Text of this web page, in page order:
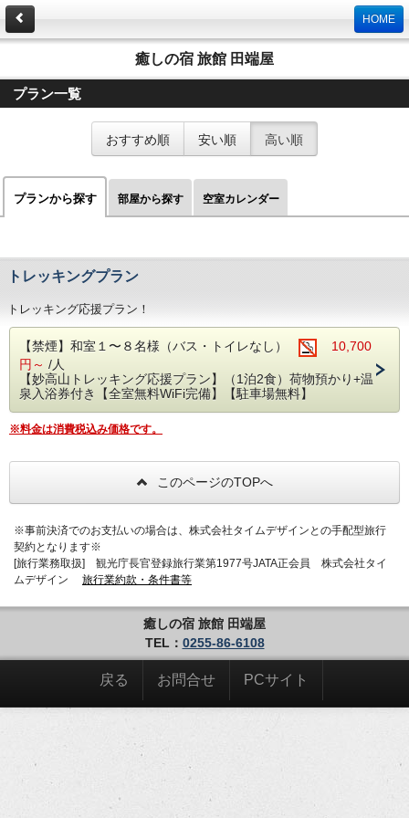
HOME
癒しの宿 旅館 田端屋
プラン一覧
おすすめ順 安い順 高い順
プランから探す 部屋から探す 空室カレンダー
トレッキングプラン
トレッキング応援プラン！
【禁煙】和室１〜８名様（バス・トイレなし）
10,700
円～ /人
【妙高山トレッキング応援プラン】（1泊2食）荷物預かり+温
泉入浴券付き【全室無料WiFi完備】【駐車場無料】
※料金は消費税込み価格です。
このページのTOPへ
※事前決済でのお支払いの場合は、株式会社タイムデザインとの手配型旅行
契約となります※
[旅行業務取扱] 観光庁長官登録旅行業第1977号JATA正会員 株式会社タイ
ムデザイン 旅行業約款・条件書等
癒しの宿 旅館 田端屋
TEL： 0255-86-6108
戻る お問合せ PCサイト